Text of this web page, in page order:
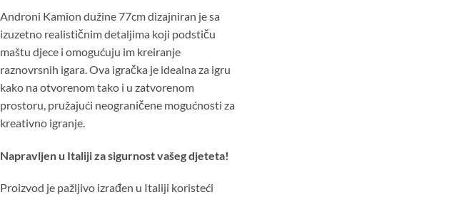
59,90 KM.54,50 KM.
Androni Kamion dužine 77cm dizajniran je sa
izuzetno realističnim detaljima koji podstiču
maštu djece i omogućuju im kreiranje
raznovrsnih igara. Ova igračka je idealna za igru
kako na otvorenom tako i u zatvorenom
prostoru, pružajući neograničene mogućnosti za
kreativno igranje.
Napravljen u Italiji za sigurnost vašeg djeteta!
Proizvod je pažljivo izrađen u Italiji koristeći